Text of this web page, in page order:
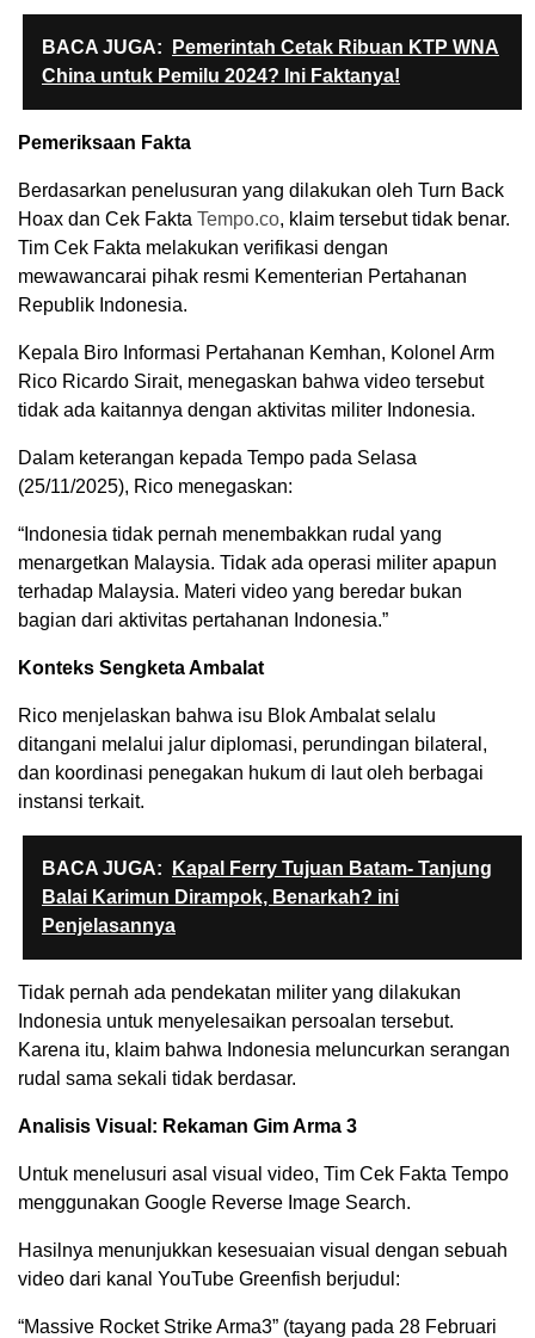
BACA JUGA:
Pemerintah Cetak Ribuan KTP WNA
China untuk Pemilu 2024? Ini Faktanya!
Pemeriksaan Fakta
Berdasarkan penelusuran yang dilakukan oleh Turn Back
Hoax dan Cek Fakta Tempo.co, klaim tersebut tidak benar.
Tim Cek Fakta melakukan verifikasi dengan
mewawancarai pihak resmi Kementerian Pertahanan
Republik Indonesia.
Kepala Biro Informasi Pertahanan Kemhan, Kolonel Arm
Rico Ricardo Sirait, menegaskan bahwa video tersebut
tidak ada kaitannya dengan aktivitas militer Indonesia.
Dalam keterangan kepada Tempo pada Selasa
(25/11/2025), Rico menegaskan:
“Indonesia tidak pernah menembakkan rudal yang
menargetkan Malaysia. Tidak ada operasi militer apapun
terhadap Malaysia. Materi video yang beredar bukan
bagian dari aktivitas pertahanan Indonesia.”
Konteks Sengketa Ambalat
Rico menjelaskan bahwa isu Blok Ambalat selalu
ditangani melalui jalur diplomasi, perundingan bilateral,
dan koordinasi penegakan hukum di laut oleh berbagai
instansi terkait.
BACA JUGA:
Kapal Ferry Tujuan Batam- Tanjung
Balai Karimun Dirampok, Benarkah? ini
Penjelasannya
Tidak pernah ada pendekatan militer yang dilakukan
Indonesia untuk menyelesaikan persoalan tersebut.
Karena itu, klaim bahwa Indonesia meluncurkan serangan
rudal sama sekali tidak berdasar.
Analisis Visual: Rekaman Gim Arma 3
Untuk menelusuri asal visual video, Tim Cek Fakta Tempo
menggunakan Google Reverse Image Search.
Hasilnya menunjukkan kesesuaian visual dengan sebuah
video dari kanal YouTube Greenfish berjudul:
“Massive Rocket Strike Arma3” (tayang pada 28 Februari